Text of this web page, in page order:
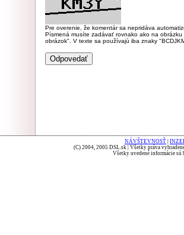
Pre overenie, že komentár sa nepridáva
Písmená musíte zadávať rovnako ako na
obrázok". V texte sa používajú iba znaky
NÁVŠTEVNOSŤ
(C) 2004, 2005 DSL.sk | Všetky práva
Všetky uvedené informácie sú